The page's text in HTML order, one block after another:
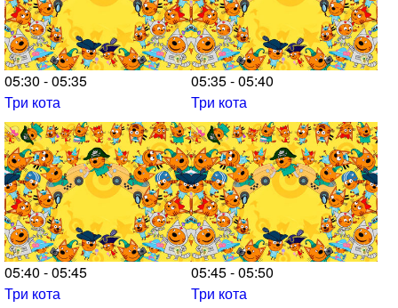
05:30 - 05:35
Три кота
05:35 - 05:40
Три кота
05:40 - 05:45
Три кота
05:45 - 05:50
Три кота